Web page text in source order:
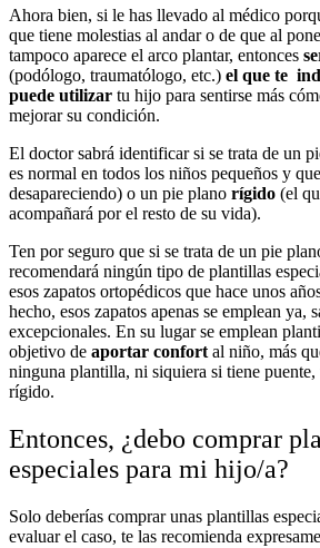
Ahora bien, si le has llevado al médico
que tiene molestias al andar o de que al
tampoco aparece el arco plantar, entonces
(podólogo, traumatólogo, etc.) el que te
puede utilizar tu hijo para sentirse más
mejorar su condición.
El doctor sabrá identificar si se trata de un
es normal en todos los niños pequeños y
desapareciendo) o un pie plano rígido (el
acompañará por el resto de su vida).
Ten por seguro que si se trata de un pie
recomendará ningún tipo de plantillas
esos zapatos ortopédicos que hace unos
hecho, esos zapatos apenas se emplean ya,
excepcionales. En su lugar se emplean
objetivo de aportar confortal niño, más
ninguna plantilla, ni siquiera si tiene
rígido.
Entonces, ¿debo comprar
especiales para mi hijo/a?
Solo deberías comprar unas plantillas
evaluar el caso, te las recomienda